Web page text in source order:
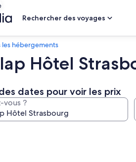
Rechercher des voyages
hébergements
Hôtel
dates pour voir les prix
vous ?